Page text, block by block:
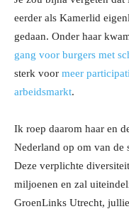
eerder als Kamerlid
gedaan. Onder haar
gang voor burgers met
sterk voor meer
arbeidsmarkt.
Ik roep daarom haar en
Nederland op om van de
Deze verplichte
miljoenen en zal
GroenLinks Utrecht,